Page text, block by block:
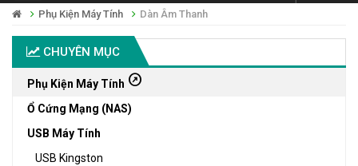
Phụ Kiện Máy Tính Dàn Âm Thanh
CHUYÊN MỤC
Phụ Kiện Máy Tính outbound
Ổ Cứng Mạng (NAS)
USB Máy Tính
USB Kingston